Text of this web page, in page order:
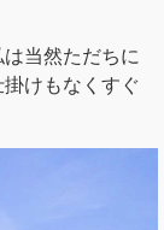
当然ただちに
けもなくすぐ